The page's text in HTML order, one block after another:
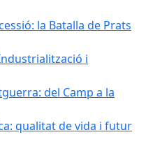
la Batalla de Prats
i
del Camp a la
qualitat de vida i futur